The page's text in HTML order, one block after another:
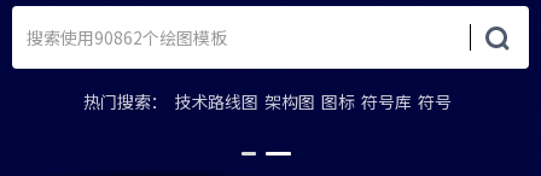
热门搜索： 技术路线图 架构图 图标 符号库 符号